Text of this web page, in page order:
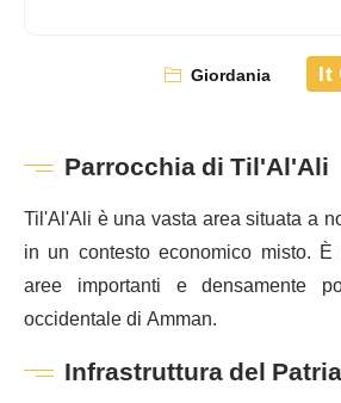
Giordania It
Parrocchia di Til'Al'Ali
Til'Al'Ali è una vasta area situata a
in un contesto economico misto.
aree importanti e densamente
occidentale di Amman.
Infrastruttura del